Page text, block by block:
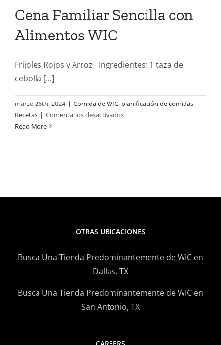
Cena Familiar Sencilla con
Alimentos WIC
Frijoles Rojos y Arroz Ingredientes: 1 taza de
cebolla [...]
marzo 26th, 2024 | Comida de WIC, planificación de comidas,
Recetas | Comentarios desactivadosen
Familiar
Read More
OTRAS UBICACIONES
Busca Una Tienda Predominantemente de WIC en
Dallas, TX
Busca Una Tienda Predominantemente de WIC en
San Antonio, TX